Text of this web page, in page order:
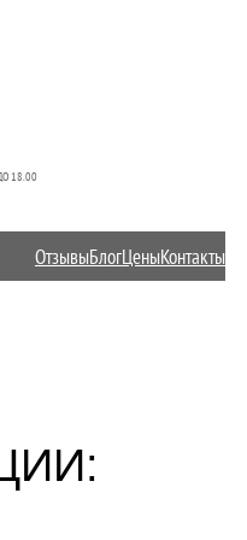
18.00
ОтзывыБлогЦеныКонтакты